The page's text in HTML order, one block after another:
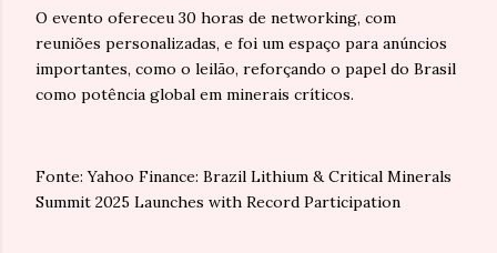
O evento ofereceu 30 horas de networking, com
reuniões personalizadas, e foi um espaço para anúncios
importantes, como o leilão, reforçando o papel do Brasil
como potência global em minerais críticos.
Fonte: Yahoo Finance: Brazil Lithium & Critical Minerals
Summit 2025 Launches with Record Participation